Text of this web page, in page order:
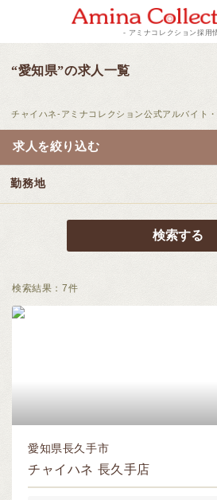
- アミナコレクション採用
“愛知県”の求人一覧
チャイハネ-アミナコレクション公式アルバイト
求人を絞り込む
勤務地
検索結果： 7件
愛知県長久手市
チャイハネ 長久手店